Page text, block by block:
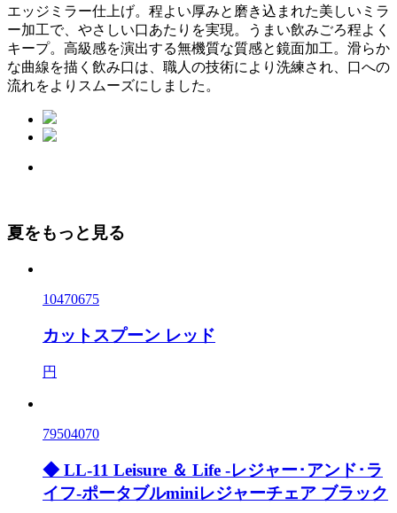
エッジミラー仕上げ。程よい厚みと磨き込まれた美しいミラ
ー加工で、やさしい口あたりを実現。うまい飲みごろ程よく
キープ。高級感を演出する無機質な質感と鏡面加工。滑らか
な曲線を描く飲み口は、職人の技術により洗練され、口への
流れをよりスムーズにしました。
夏をもっと見る
10470675
カットスプーン レッド
円
79504070
◆ LL-11 Leisure ＆ Life -レジャー･アンド･ラ
イフ-ポータブルminiレジャーチェア ブラック